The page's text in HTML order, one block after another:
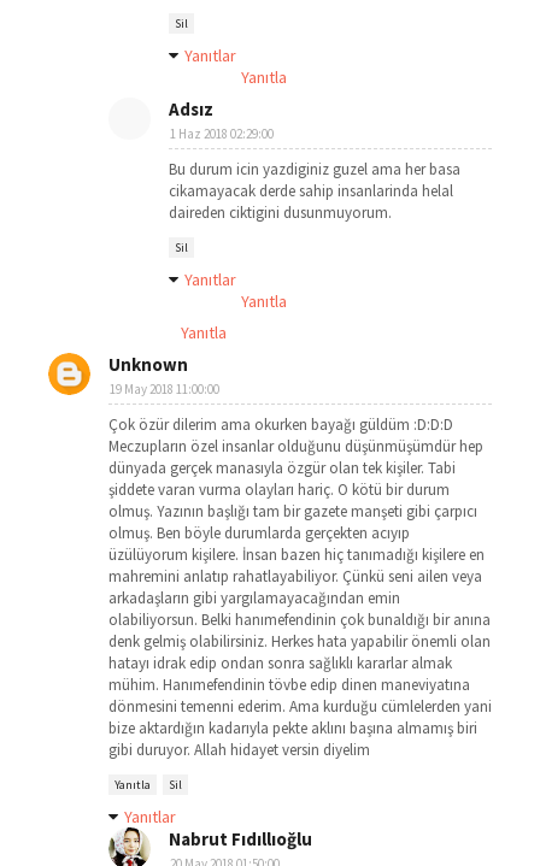
Sil
Yanıtlar
Yanıtla
Adsız
1 Haz 2018 02:29:00
Bu durum icin yazdiginiz guzel ama her basa
cikamayacak derde sahip insanlarinda helal
daireden ciktigini dusunmuyorum.
Sil
Yanıtlar
Yanıtla
Yanıtla
Unknown
19 May 2018 11:00:00
Çok özür dilerim ama okurken bayağı güldüm :D:D:D
Meczupların özel insanlar olduğunu düşünmüşümdür hep
dünyada gerçek manasıyla özgür olan tek kişiler. Tabi
şiddete varan vurma olayları hariç. O kötü bir durum
olmuş. Yazının başlığı tam bir gazete manşeti gibi çarpıcı
olmuş. Ben böyle durumlarda gerçekten acıyıp
üzülüyorum kişilere. İnsan bazen hiç tanımadığı kişilere en
mahremini anlatıp rahatlayabiliyor. Çünkü seni ailen veya
arkadaşların gibi yargılamayacağından emin
olabiliyorsun. Belki hanımefendinin çok bunaldığı bir anına
denk gelmiş olabilirsiniz. Herkes hata yapabilir önemli olan
hatayı idrak edip ondan sonra sağlıklı kararlar almak
mühim. Hanımefendinin tövbe edip dinen maneviyatına
dönmesini temenni ederim. Ama kurduğu cümlelerden yani
bize aktardığın kadarıyla pekte aklını başına almamış biri
gibi duruyor. Allah hidayet versin diyelim
Yanıtla Sil
Yanıtlar
Nabrut Fıdıllıoğlu